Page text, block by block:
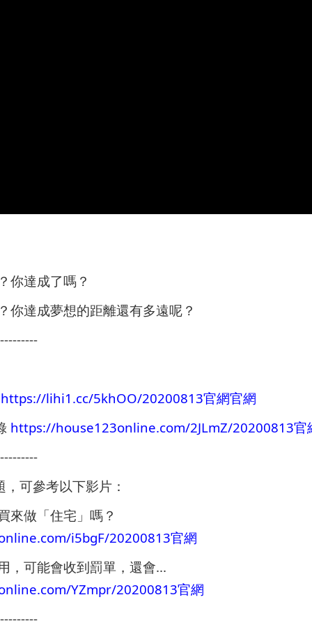
你達成了嗎？
你達成夢想的距離還有多遠呢？
https://lihi1.cc/5khOO/20200813官網官網
https://house123online.com/2JLmZ/20200813官
可參考以下影片：
來做「住宅」嗎？
i5bgF/20200813官網
，可能會收到罰單，還會...
YZmpr/20200813官網